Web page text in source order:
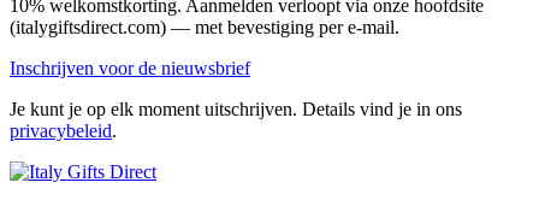
10% welkomstkorting. Aanmelden verloopt via onze hoofdsite
(italygiftsdirect.com) — met bevestiging per e-mail.
Inschrijven voor de nieuwsbrief
Je kunt je op elk moment uitschrijven. Details vind je in ons
privacybeleid.